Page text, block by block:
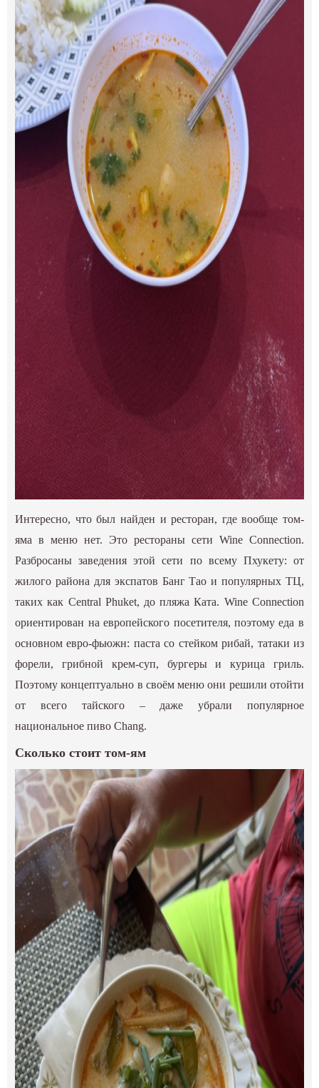
Интересно, что был найден и ресторан, где вообще том-
яма в меню нет. Это рестораны сети Wine Connection.
Разбросаны заведения этой сети по всему Пхукету: от
жилого района для экспатов Банг Тао и популярных ТЦ,
таких как Central Phuket, до пляжа Ката. Wine Connection
ориентирован на европейского посетителя, поэтому еда в
основном евро-фьюжн: паста со стейком рибай, татаки из
форели, грибной крем-суп, бургеры и курица гриль.
Поэтому концептуально в своём меню они решили отойти
от всего тайского – даже убрали популярное
национальное пиво Chang.
Сколько стоит том-ям